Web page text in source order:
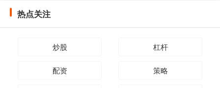
热点关注
炒股 杠杆
配资 策略